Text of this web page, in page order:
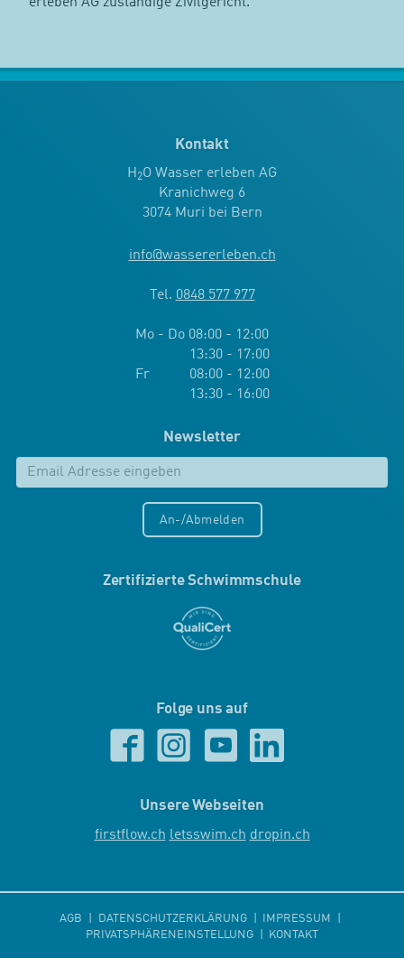
Kontakt
H2O Wasser erleben AG
Kranichweg 6
3074 Muri bei Bern
info@wassererleben.ch
Tel. 0848 577 977
Mo - Do 08:00 - 12:00
13:30 - 17:00
Fr 08:00 - 12:00
13:30 - 16:00
Newsletter
An-/Abmelden
Zertifizierte Schwimmschule
Folge uns auf
Unsere Webseiten
firstflow.ch letsswim.ch dropin.ch
AGB DATENSCHUTZERKLÄRUNG
IMPRESSUM
PRIVATSPHÄRENEINSTELLUNG
KONTAKT